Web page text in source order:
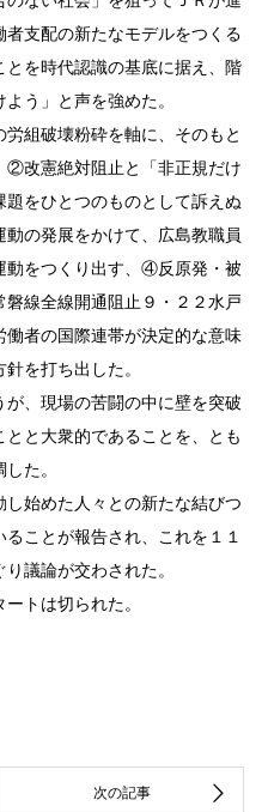
支配の新たなモデルをつくる
を時代認識の基底に据え、階
う」と声を強めた。
組破壊粉砕を軸に、そのもと
②改憲絶対阻止と「非正規だけ
をひとつのものとして訴えぬ
の発展をかけて、広島教職員
動をつくり出す、④反原発・被
線全線開通阻止９・２２水戸
者の国際連帯が決定的な意味
を打ち出した。
、現場の苦闘の中に壁を突破
と大衆的であることを、とも
た。
始めた人々との新たな結びつ
ことが報告され、これを１１
議論が交わされた。
トは切られた。